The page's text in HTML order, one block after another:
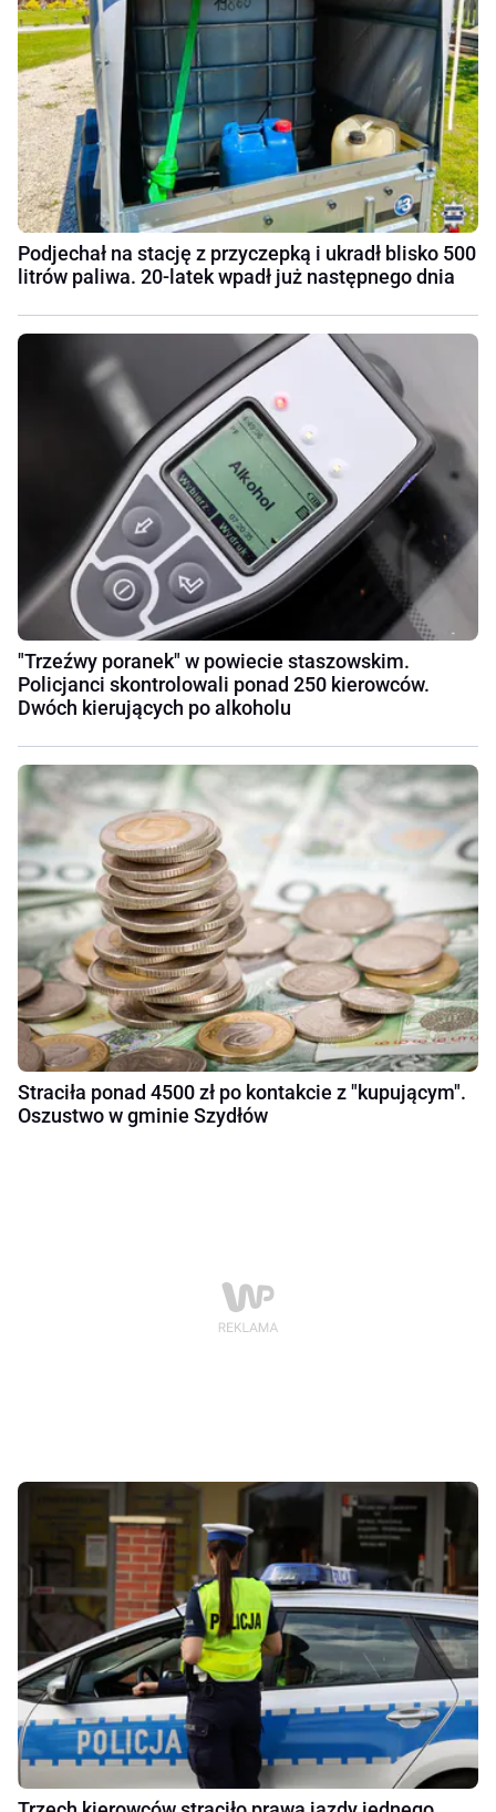
Podjechał na stację z przyczepką i ukradł blisko 500
litrów paliwa. 20-latek wpadł już następnego dnia
"Trzeźwy poranek" w powiecie staszowskim.
Policjanci skontrolowali ponad 250 kierowców.
Dwóch kierujących po alkoholu
Straciła ponad 4500 zł po kontakcie z "kupującym".
Oszustwo w gminie Szydłów